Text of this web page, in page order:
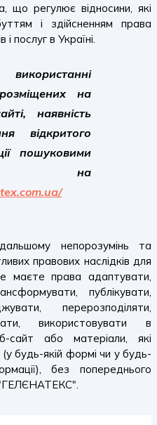
що регулює відносини, які
і здійсненням права
послуг в Україні.
на
наявність
відкритого
пошуковими
на
непорозумінь та
правових наслідків для
маєте права адаптувати,
публікувати,
перерозподіляти,
використовувати в
сайт або матеріали, які
будь-якій формі чи у будь-
без попереднього
"ГЕЛЄНАТЕКС".